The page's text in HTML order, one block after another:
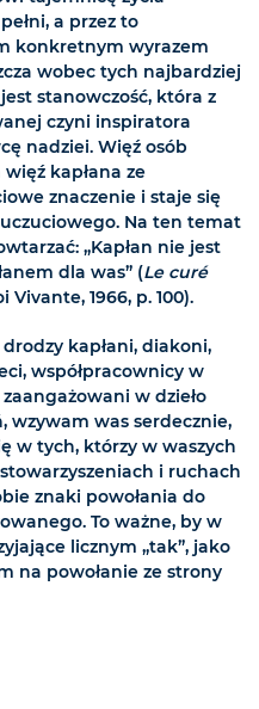
a przez to
konkretnym wyrazem
wobec tych najbardziej
stanowczość, która z
czyni inspiratora
nadziei. Więź osób
kapłana ze
znaczenie i staje się
Na ten temat
„Kapłan nie jest
dla was” (Le curé
Vivante, 1966, p. 100).
kapłani, diakoni,
współpracownicy w
w dzieło
was serdecznie,
w tych, którzy w waszych
i ruchach
znaki powołania do
To ważne, by w
licznym „tak”, jako
na powołanie ze strony